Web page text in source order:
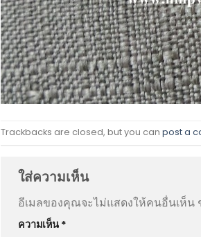
Trackbacks are closed, but you can post a
ใส่ความเห็น
อีเมลของคุณจะไม่แสดงให้คนอื่นเห็น
ความเห็น *